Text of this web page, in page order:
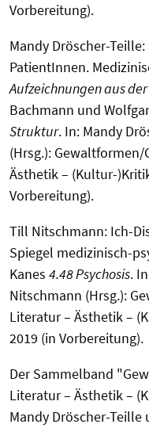
Vorbereitung).
Mandy Dröscher-
PatientInnen.
Aufzeichnungen aus
Bachmann und
Struktur. In: Mandy
(Hrsg.): Gewaltformen/
Ästhetik – (Kultur-
Vorbereitung).
Till Nitschmann: Ich-
Spiegel medizinisch-
Kanes 4.48 Psychosis.
Nitschmann (Hrsg.):
Literatur – Ästhetik –
2019 (in Vorbereitung).
Der Sammelband
Literatur – Ästhetik –
Mandy Dröscher-